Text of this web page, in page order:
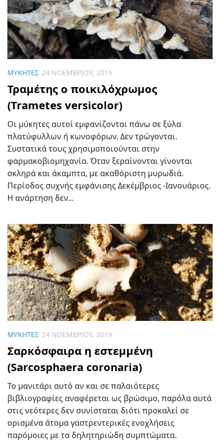
ΜΎΚΗΤΕΣ 24 ΝΟΕΜΒΡΊΟΥ, 2019
Τραμέτης ο ποικιλόχρωμος
(Trametes versicolor)
Οι μύκητες αυτοί εμφανίζονται πάνω σε ξύλα
πλατύφυλλων ή κωνοφόρων. Δεν τρώγονται.
Συστατικά τους χρησιμοποιούνται στην
φαρμακοβιομηχανία. Όταν ξεραίνονται γίνονται
σκληρά και άκαμπτα, με ακαθόριστη μυρωδιά.
Περίοδος συχνής εμφάνισης Δεκέμβριος -Ιανουάριος.
Η ανάρτηση δεν...
ΜΎΚΗΤΕΣ 24 ΝΟΕΜΒΡΊΟΥ, 2019
Σαρκόσφαιρα η εστεμμένη
(Sarcosphaera coronaria)
To μανιτάρι αυτό αν και σε παλαιότερες
βιβλιογραφίες αναφέρεται ως βρώσιμο, παρόλα αυτά
στις νεότερες δεν συνίσταται διότι προκαλεί σε
ορισμένα άτομα γαστρεντερικές ενοχλήσεις
παρόμοιες με τα δηλητηριώδη συμπτώματα.